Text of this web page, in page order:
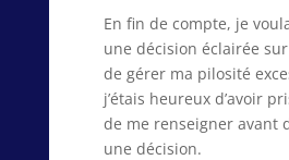
En fin de compte, je
une décision éclairée
de gérer ma pilosité
j’étais heureux d’avoir
de me renseigner avant
une décision.